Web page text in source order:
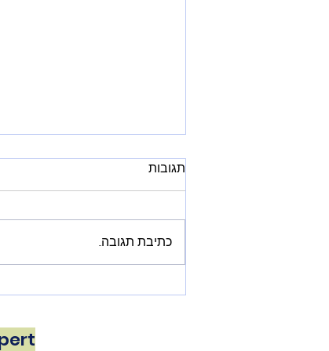
כמה עולה למכור באמזון
לעלויות FBA
היטל הדלק החדש של 3.5%, דמי
תגובות
כתיבת תגובה...